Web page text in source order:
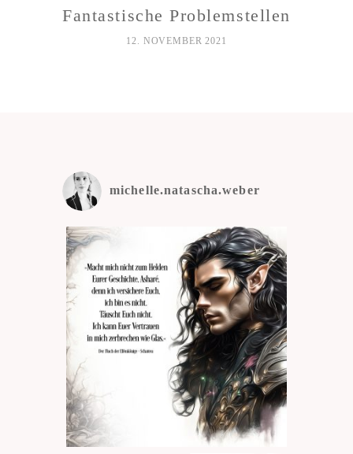
Fantastische Problemstellen
12. NOVEMBER 2021
michelle.natascha.weber